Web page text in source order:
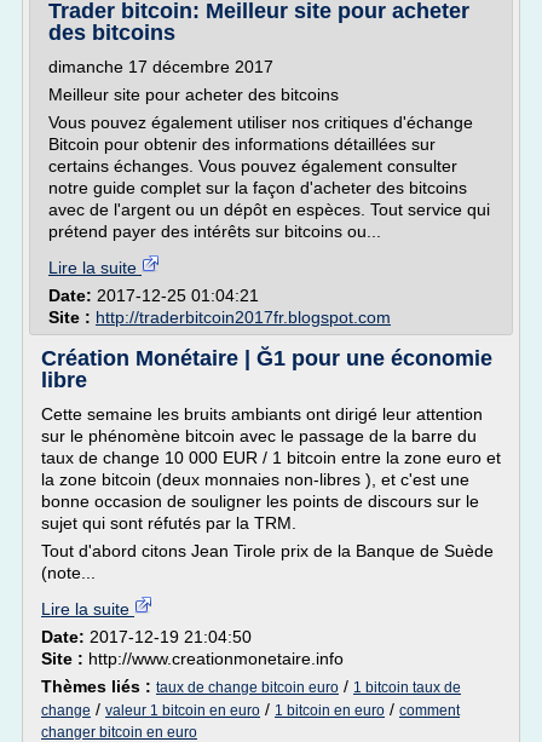
Trader bitcoin: Meilleur site pour acheter
des bitcoins
dimanche 17 décembre 2017
Meilleur site pour acheter des bitcoins
Vous pouvez également utiliser nos critiques d'échange
Bitcoin pour obtenir des informations détaillées sur
certains échanges. Vous pouvez également consulter
notre guide complet sur la façon d'acheter des bitcoins
avec de l'argent ou un dépôt en espèces. Tout service qui
prétend payer des intérêts sur bitcoins ou...
Lire la suite
Date: 2017-12-25 01:04:21
Site : http://traderbitcoin2017fr.blogspot.com
Création Monétaire | Ğ1 pour une économie
libre
Cette semaine les bruits ambiants ont dirigé leur attention
sur le phénomène bitcoin avec le passage de la barre du
taux de change 10 000 EUR / 1 bitcoin entre la zone euro et
la zone bitcoin (deux monnaies non-libres ), et c'est une
bonne occasion de souligner les points de discours sur le
sujet qui sont réfutés par la TRM.
Tout d'abord citons Jean Tirole prix de la Banque de Suède
(note...
Lire la suite
Date: 2017-12-19 21:04:50
Site : http://www.creationmonetaire.info
Thèmes liés : taux de change bitcoin euro / 1 bitcoin taux de
change / valeur 1 bitcoin en euro / 1 bitcoin en euro / comment
changer bitcoin en euro